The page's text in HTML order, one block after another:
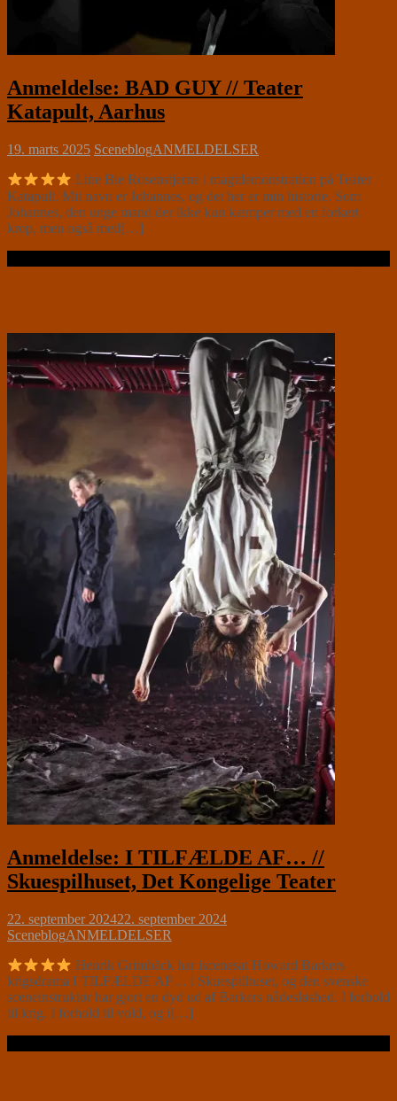
Anmeldelse: BAD GUY // Teater
Katapult, Aarhus
19. marts 2025 SceneblogANMELDELSER
Line Bie Rosenstjerne i magtdemonstration på Teater
Katapult. Mit navn er Johannes, og det her er min historie. Som
Johannes, den unge mand der ikke kun kæmper med en forkert
krop, men også med[…]
Anmeldelse: I TILFÆLDE AF… //
Skuespilhuset, Det Kongelige Teater
22. september 202422. september 2024
SceneblogANMELDELSER
Henrik Grimbäck har iscenesat Howard Barkers
krigsdrama I TILFÆLDE AF… i Skuespilhuset, og den svenske
sceneinstruktør har gjort en dyd ud af Barkers nådesløshed. I forhold
til krig. I forhold til vold, og i[…]